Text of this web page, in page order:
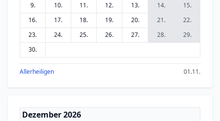
9.
10. 11. 12. 13. 14.
15.
16.
17. 18. 19. 20. 21.
22.
23.
24. 25. 26. 27. 28.
29.
30.
Allerheiligen 01.11.
Dezember 2026